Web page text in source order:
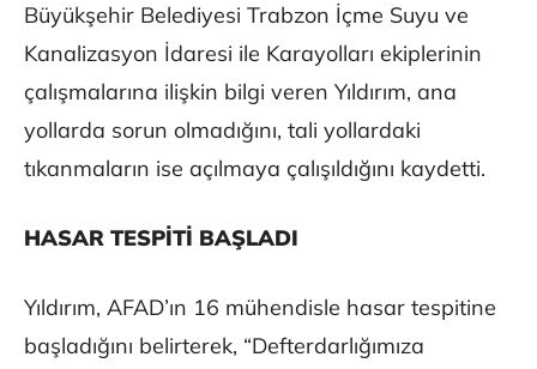
Büyükşehir Belediyesi Trabzon İçme Suyu ve
Kanalizasyon İdaresi ile Karayolları ekiplerinin
çalışmalarına ilişkin bilgi veren Yıldırım, ana
yollarda sorun olmadığını, tali yollardaki
tıkanmaların ise açılmaya çalışıldığını kaydetti.
HASAR TESPİTİ BAŞLADI
Yıldırım, AFAD’ın 16 mühendisle hasar tespitine
başladığını belirterek, “Defterdarlığımıza